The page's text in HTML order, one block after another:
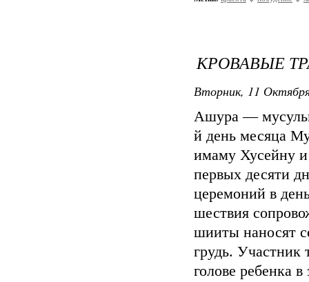
КРОВАВЫЕ
Вторник, 11
Ашура —
й день месяца
имаму Хусейну и
первых десяти
церемоний в
шествия
шииты наносят
грудь. Участник
голове ребенка